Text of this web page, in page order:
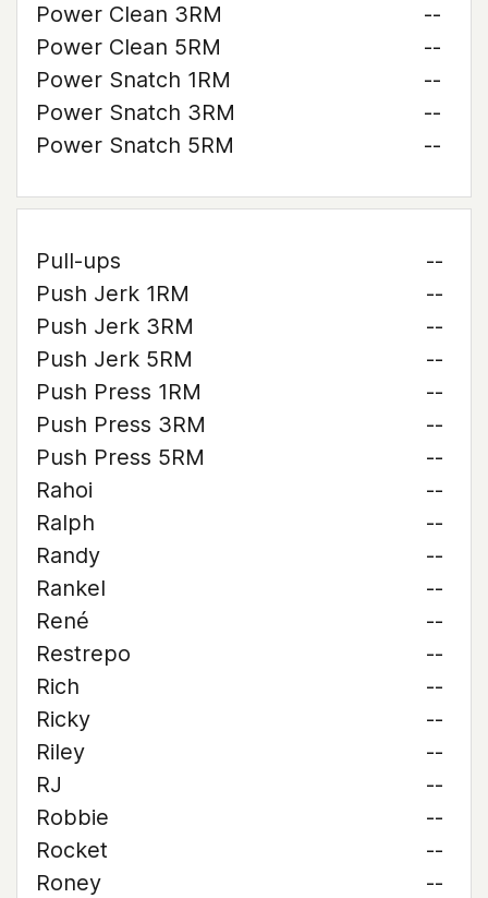
Power Clean 3RM
--
Power Clean 5RM
--
Power Snatch 1RM
--
Power Snatch 3RM
--
Power Snatch 5RM
--
Pull-ups
--
Push Jerk 1RM
--
Push Jerk 3RM
--
Push Jerk 5RM
--
Push Press 1RM
--
Push Press 3RM
--
Push Press 5RM
--
Rahoi
--
Ralph
--
Randy
--
Rankel
--
René
--
Restrepo
--
Rich
--
Ricky
--
Riley
--
RJ
--
Robbie
--
Rocket
--
Roney
--